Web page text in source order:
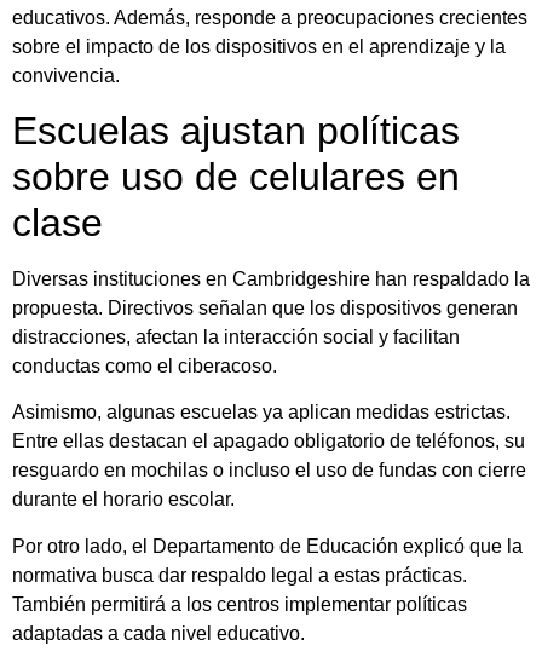
educativos. Además, responde a preocupaciones crecientes
sobre el impacto de los dispositivos en el aprendizaje y la
convivencia.
Escuelas ajustan políticas
sobre uso de celulares en
clase
Diversas instituciones en Cambridgeshire han respaldado la
propuesta. Directivos señalan que los dispositivos generan
distracciones, afectan la interacción social y facilitan
conductas como el ciberacoso.
Asimismo, algunas escuelas ya aplican medidas estrictas.
Entre ellas destacan el apagado obligatorio de teléfonos, su
resguardo en mochilas o incluso el uso de fundas con cierre
durante el horario escolar.
Por otro lado, el Departamento de Educación explicó que la
normativa busca dar respaldo legal a estas prácticas.
También permitirá a los centros implementar políticas
adaptadas a cada nivel educativo.